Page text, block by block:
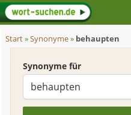
Start»Synonyme» behaupten
Synonyme für